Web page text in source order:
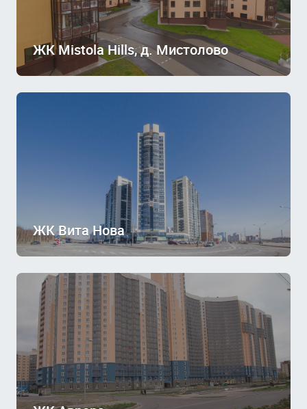
ЖК Mistola Hills, д. Мистолово
ЖК Вита Нова